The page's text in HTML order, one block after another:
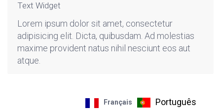
Text Widget
Lorem ipsum dolor sit amet, consectetur
adipisicing elit. Dicta, quibusdam. Ad molestias
maxime provident natus nihil nesciunt eos aut
atque.
Français Português